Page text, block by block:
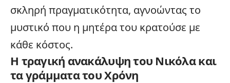
σκληρή πραγματικότητα, αγνοώντας το
μυστικό που η μητέρα του κρατούσε με
κάθε κόστος.
Η τραγική ανακάλυψη του Νικόλα και
τα γράμματα του Χρόνη